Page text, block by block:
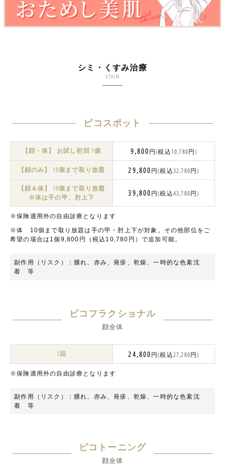
シミ・くすみ治療
STAIN
ピコスポット
【顔・体】 お試し初回 1個 9,800円(税込10,780円)
【顔のみ】 10個まで取り放題 29,800円(税込32,780円)
【顔＆体】 10個まで取り放題
※体は手の甲、肘上下
39,800円(税込43,780円)
※保険適用外の自由診療となります
※体 10個まで取り放題は手の甲・肘上下が対象。その他部位をご
希望の場合は1個9,800円（税込10,780円）で追加可能。
副作用（リスク）：腫れ、⾚み、発疹、乾燥、一時的な色素沈
着 等
ピコフラクショナル
顔全体
1回 24,800円(税込27,280円)
※保険適用外の自由診療となります
副作用（リスク）：腫れ、⾚み、発疹、乾燥、一時的な色素沈
着 等
ピコトーニング
顔全体